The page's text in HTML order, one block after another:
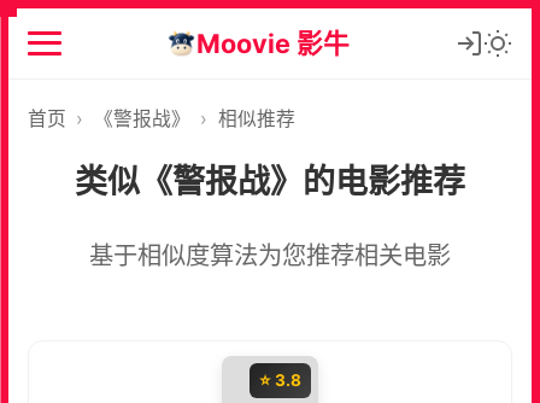
Moovie 影牛
首页 › 《警报战》 › 相似推荐
类似《警报战》的电影推荐
基于相似度算法为您推荐相关电影
⭐ 3.8